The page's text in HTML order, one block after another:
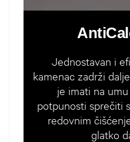
Jednostavan i
kamenac zadrži
je imati na
potpunosti sprečiti
redovnim
glatko